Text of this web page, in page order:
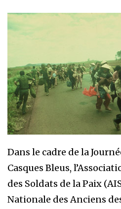
Dans le cadre de la
Casques Bleus,
des Soldats de la Paix
Nationale des Anciens